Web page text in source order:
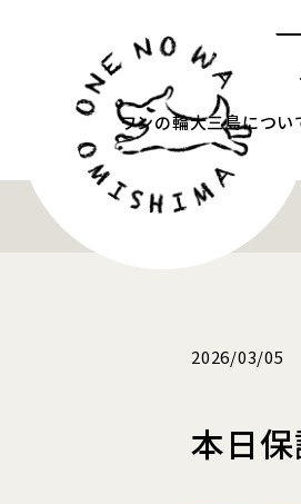
お問い合わせ
ワンの輪大三島につい
2026/03/05
本日